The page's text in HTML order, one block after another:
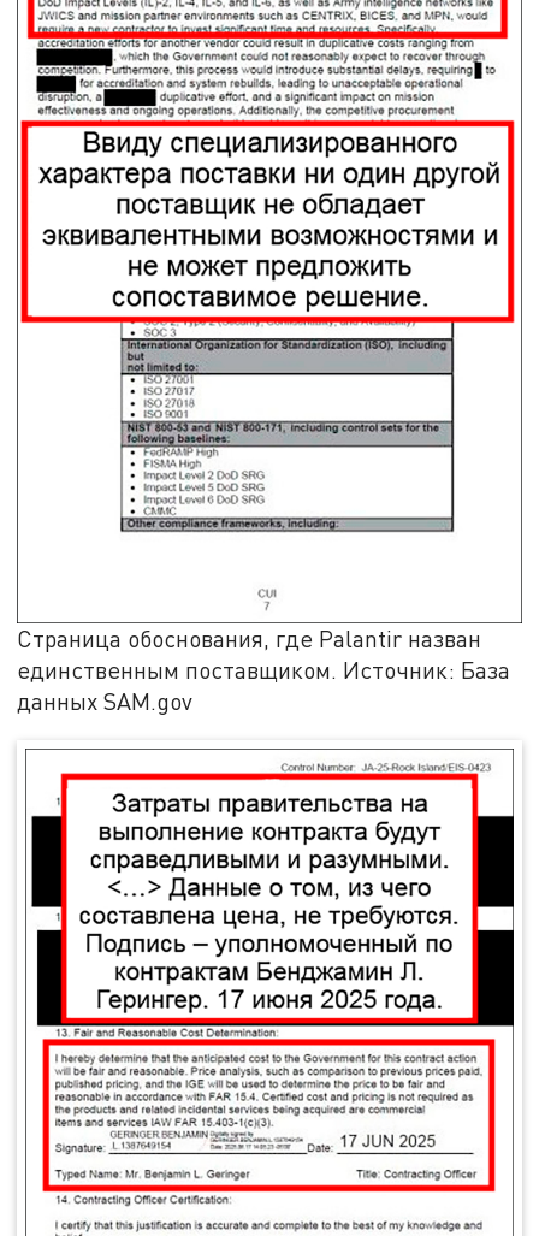
Страница обоснования, где Palantir назван
единственным поставщиком. Источник: База
данных SAM.gov